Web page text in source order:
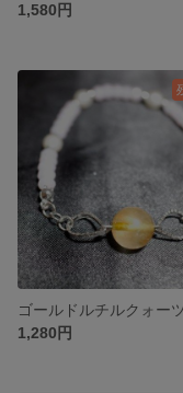
1,580円
1,280円